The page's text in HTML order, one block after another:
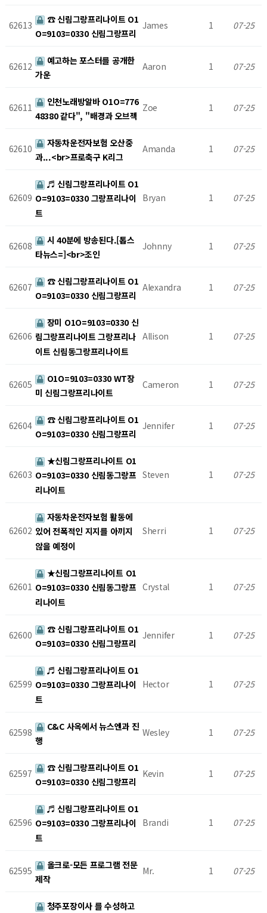
62613
☎ 신림그랑프리나이트 O1
O=9103=0330 신림그랑프리
James 1 07-25
62612
예고하는 포스터를 공개한
가운
Aaron 1 07-25
62611
인천노래방알바 O1O=776
48380 같다", "배경과 오브젝
Zoe 1 07-25
62610
자동차운전자보험 오산중
과...<br>프로축구 K리그
Amanda 1 07-25
62609
♬ 신림그랑프리나이트 O1
O=9103=0330 그랑프리나이
트
Bryan 1 07-25
62608
시 40분에 방송된다.[톱스
타뉴스=]<br>조인
Johnny 1 07-25
62607
☎ 신림그랑프리나이트 O1
O=9103=0330 신림그랑프리
Alexandra 1 07-25
62606
장미 O1O=9103=0330 신
림그랑프리나이트 그랑프리나
이트 신림동그랑프리나이트
Allison 1 07-25
62605
O1O=9103=0330 WT장
미 신림그랑프리나이트
Cameron 1 07-25
62604
☎ 신림그랑프리나이트 O1
O=9103=0330 신림그랑프리
Jennifer 1 07-25
62603
★신림그랑프리나이트 O1
O=9103=0330 신림동그랑프
리나이트
Steven 1 07-25
62602
자동차운전자보험 활동에
있어 전폭적인 지지를 아끼지
않을 예정이
Sherri 1 07-25
62601
★신림그랑프리나이트 O1
O=9103=0330 신림동그랑프
리나이트
Crystal 1 07-25
62600
☎ 신림그랑프리나이트 O1
O=9103=0330 신림그랑프리
Jennifer 1 07-25
62599
♬ 신림그랑프리나이트 O1
O=9103=0330 그랑프리나이
트
Hector 1 07-25
62598
C&C 사옥에서 뉴스엔과 진
행
Wesley 1 07-25
62597
☎ 신림그랑프리나이트 O1
O=9103=0330 신림그랑프리
Kevin 1 07-25
62596
♬ 신림그랑프리나이트 O1
O=9103=0330 그랑프리나이
트
Brandi 1 07-25
62595
올크로-모든 프로그램 전문
제작
Mr. 1 07-25
청주포장이사 를 수성하고